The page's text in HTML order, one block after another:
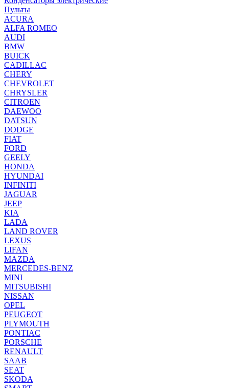
Пульты
ACURA
ALFA ROMEO
AUDI
BMW
BUICK
CADILLAC
CHERY
CHEVROLET
CHRYSLER
CITROEN
DAEWOO
DATSUN
DODGE
FIAT
FORD
GEELY
HONDA
HYUNDAI
INFINITI
JAGUAR
JEEP
KIA
LADA
LAND ROVER
LEXUS
LIFAN
MAZDA
MERCEDES-BENZ
MINI
MITSUBISHI
NISSAN
OPEL
PEUGEOT
PLYMOUTH
PONTIAC
PORSCHE
RENAULT
SAAB
SEAT
SKODA